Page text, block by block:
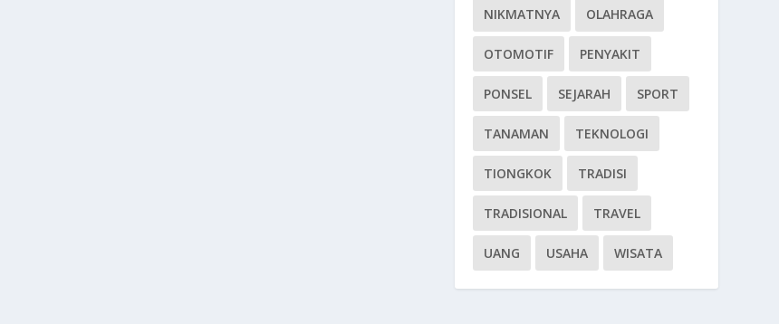
NIKMATNYA OLAHRAGA
OTOMOTIF PENYAKIT
PONSEL SEJARAH SPORT
TANAMAN TEKNOLOGI
TIONGKOK TRADISI
TRADISIONAL TRAVEL
UANG USAHA WISATA